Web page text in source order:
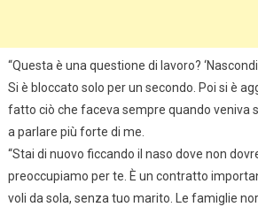
“Questa è una questione di lavoro?
Si è bloccato solo per un secondo. Poi si è
fatto ciò che faceva sempre quando veniva
a parlare più forte di me.
“Stai di nuovo ficcando il naso dove non
preoccupiamo per te. È un contratto
voli da sola, senza tuo marito. Le famiglie